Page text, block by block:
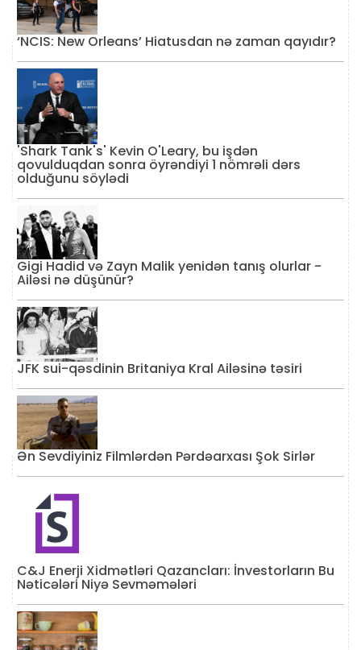
‘NCIS: New Orleans’ Hiatusdan nə zaman qayıdır?
'Shark Tank's' Kevin O'Leary, bu işdən
qovulduqdan sonra öyrəndiyi 1 nömrəli dərs
olduğunu söylədi
Gigi Hadid və Zayn Malik yenidən tanış olurlar -
Ailəsi nə düşünür?
JFK sui-qəsdinin Britaniya Kral Ailəsinə təsiri
Ən Sevdiyiniz Filmlərdən Pərdəarxası Şok Sirlər
C&J Enerji Xidmətləri Qazancları: İnvestorların Bu
Nəticələri Niyə Sevməmələri